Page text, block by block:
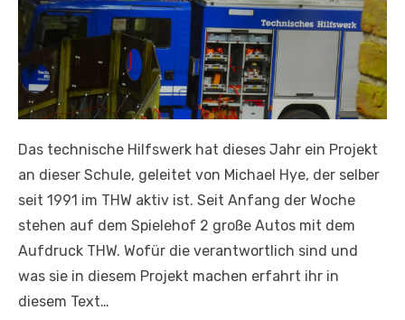
Das technische Hilfswerk hat dieses Jahr ein Projekt
an dieser Schule, geleitet von Michael Hye, der selber
seit 1991 im THW aktiv ist. Seit Anfang der Woche
stehen auf dem Spielehof 2 große Autos mit dem
Aufdruck THW. Wofür die verantwortlich sind und
was sie in diesem Projekt machen erfahrt ihr in
diesem Text…